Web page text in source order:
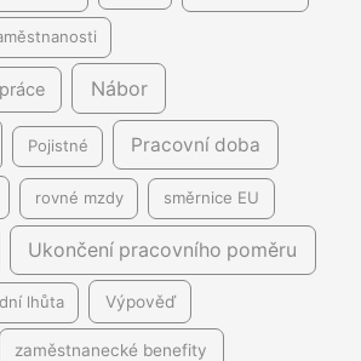
Nábor
Pojistné Pracovní doba
rovné mzdy směrnice EU
Ukončení pracovního poměru
lhůta Výpověď
zaměstnanecké benefity